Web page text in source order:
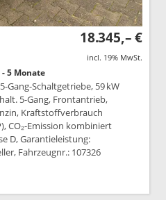
18.345,– €
incl. 19% MwSt.
5 Monate
Gang-Schaltgetriebe, 59 kW
5-Gang, Frontantrieb,
Kraftstoffverbrauch
CO₂-Emission kombiniert
D, Garantieleistung:
Fahrzeugnr.: 107326
drucken